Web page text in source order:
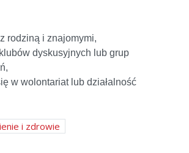
rodziną i znajomymi,
dyskusyjnych lub grup
w wolontariat lub działalność
i zdrowie